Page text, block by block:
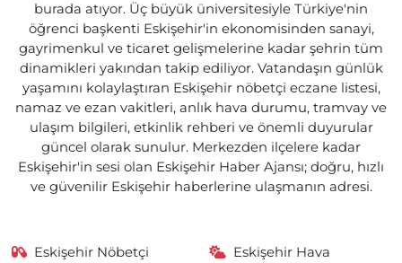
burada atıyor. Üç büyük üniversitesiyle Türkiye'nin
öğrenci başkenti Eskişehir'in ekonomisinden sanayi,
gayrimenkul ve ticaret gelişmelerine kadar şehrin tüm
dinamikleri yakından takip ediliyor. Vatandaşın günlük
yaşamını kolaylaştıran Eskişehir nöbetçi eczane listesi,
namaz ve ezan vakitleri, anlık hava durumu, tramvay ve
ulaşım bilgileri, etkinlik rehberi ve önemli duyurular
güncel olarak sunulur. Merkezden ilçelere kadar
Eskişehir'in sesi olan Eskişehir Haber Ajansı; doğru, hızlı
ve güvenilir Eskişehir haberlerine ulaşmanın adresi.
Eskişehir Nöbetçi
Eskişehir Hava